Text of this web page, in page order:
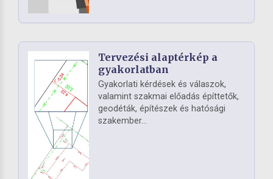
Tervezési alaptérkép a
gyakorlatban
Gyakorlati kérdések és válaszok,
valamint szakmai előadás építtetők,
geodéták, építészek és hatósági
szakember...